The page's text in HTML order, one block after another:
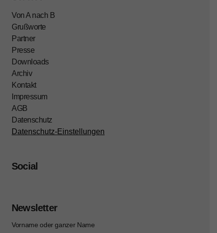
Von A nach B
Grußworte
Partner
Presse
Downloads
Archiv
Kontakt
Impressum
AGB
Datenschutz
Datenschutz-Einstellungen
Social
Newsletter
Vorname oder ganzer Name